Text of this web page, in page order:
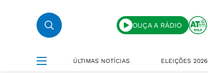
OUÇA A RÁDIO
ÚLTIMAS NOTÍCIAS ELEIÇÕES 2026